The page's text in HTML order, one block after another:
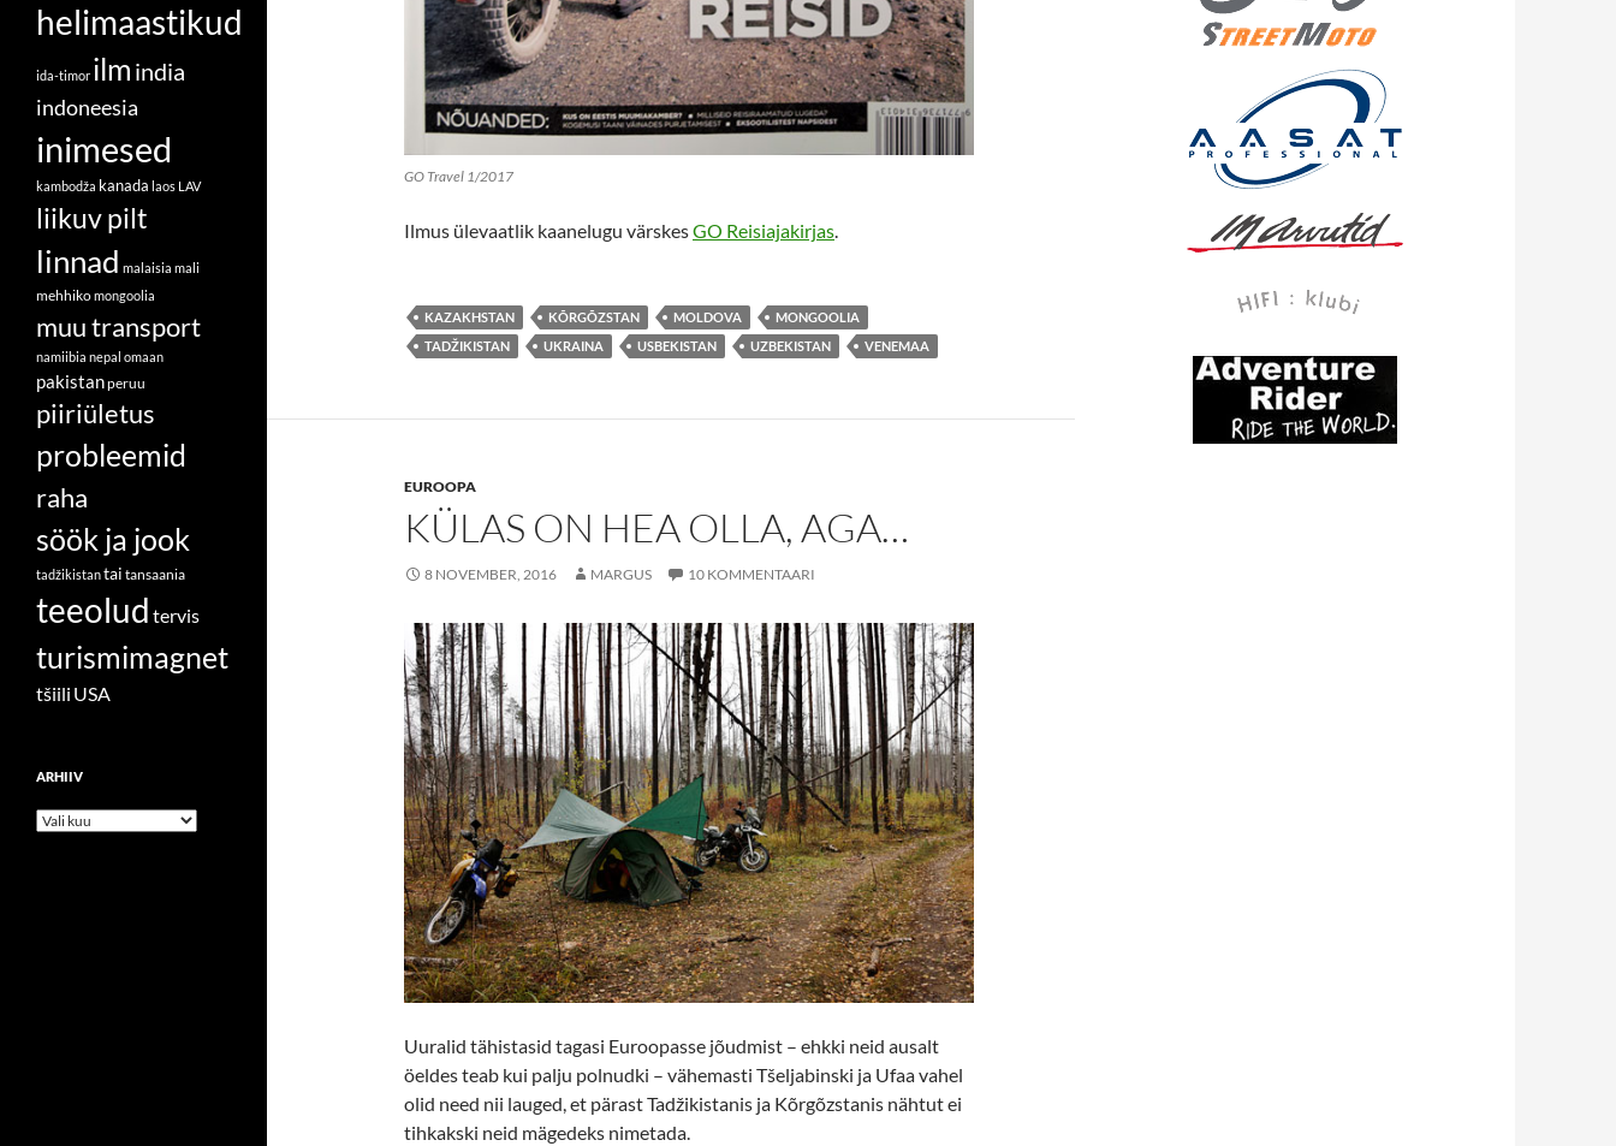
GO Travel 1/2017
Ilmus ülevaatlik kaanelugu värskesGO Reisiajakirjas.
KAZAKHSTAN KÕRGÕZSTAN MOLDOVA
MONGOOLIA
TADŽIKISTAN
UKRAINA USBEKISTAN UZBEKISTAN VENEMAA
EUROOPA
KÜLAS ON HEA OLLA, AGA…
8 NOVEMBER, 2016 MARGUS 10 KOMMENTAARI
Uuralid tähistasid tagasi Euroopasse jõudmist – ehkki neid ausalt
öeldes teab kui palju polnudki – vähemasti Tšeljabinski ja Ufaa vahel
olid need nii lauged, et pärast Tadžikistanis ja Kõrgõzstanis nähtut ei
tihkakski neid mägedeks nimetada.
helimaastikud
ida-timor ilm india
indoneesia
inimesed
kambodža kanada laos LAV
liikuv pilt
linnad malaisia mali
mehhikomongoolia
muu transport
namiibia nepal omaan
pakistanperuu
piiriületus
probleemid
raha
söök ja jook
tadžikistantai tansaania
teeolud tervis
turismimagnet
tšiili USA
ARHIIV
Arhiiv